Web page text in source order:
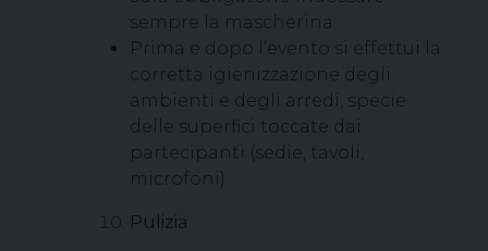
sempre la mascherina.
Prima e dopo l’evento si effettui la
corretta igienizzazione degli
ambienti e degli arredi, specie
delle superfici toccate dai
partecipanti (sedie, tavoli,
microfoni).
Pulizia